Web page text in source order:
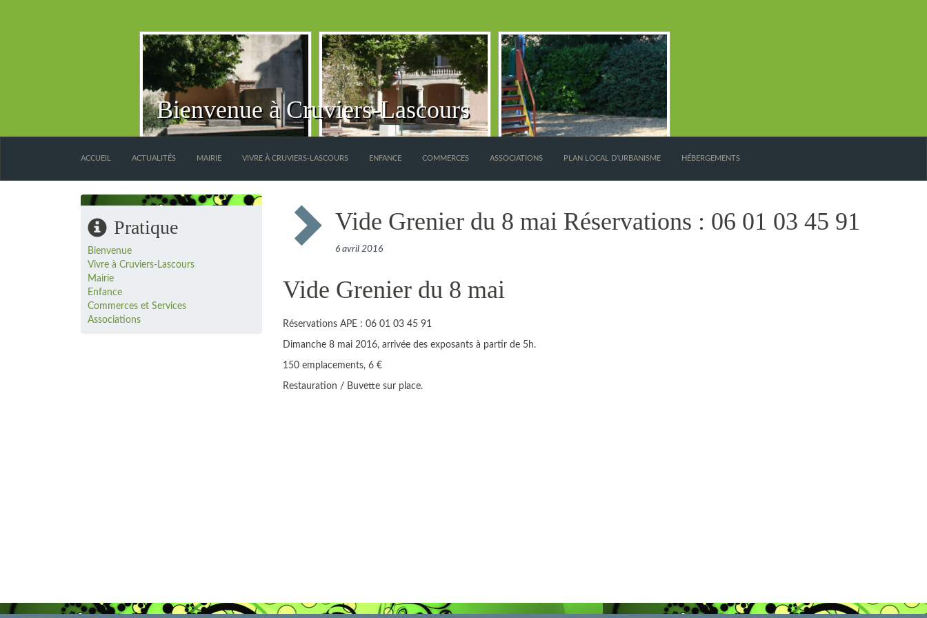
Bienvenue à Cruviers-Lascours
ACCUEIL ACTUALITÉS MAIRIE VIVRE À CRUVIERS-LASCOURS ENFANCE COMMERCES ASSOCIATIONS PLAN LOCAL D’URBANISME HÉBERGEMENTS
Vide Grenier du 8 mai Réservations : 06 01 03 45 91
6 avril 2016
Vide Grenier du 8 mai
Réservations APE : 06 01 03 45 91
Dimanche 8 mai 2016, arrivée des exposants à partir de 5h.
150 emplacements, 6 €
Restauration / Buvette sur place.
Pratique
Bienvenue
Vivre à Cruviers-Lascours
Mairie
Enfance
Commerces et Services
Associations